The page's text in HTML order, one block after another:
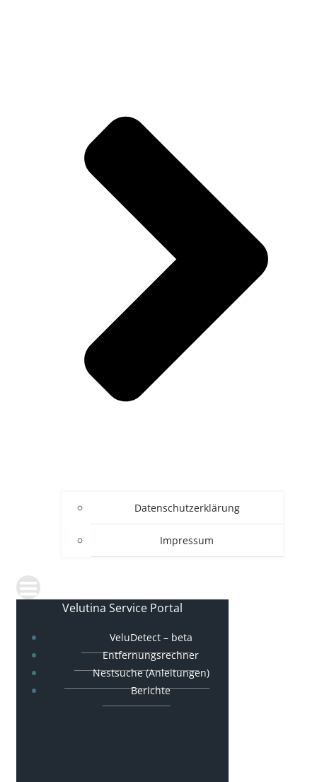
Datenschutzerklärung
Impressum
Velutina Service Portal
VeluDetect – beta
Entfernungsrechner
Nestsuche (Anleitungen)
Berichte